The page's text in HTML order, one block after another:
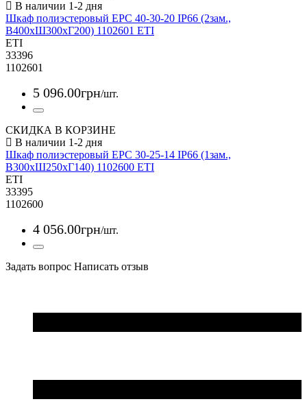
Шкаф полиэстеровый EPC 40-30-20 IP66 (2зам.,
В400xШ300xГ200) 1102601 ETI
ETI
33396
1102601
5 096.00грн/шт.
СКИДКА В КОРЗИНЕ
Шкаф полиэстеровый EPC 30-25-14 IP66 (1зам.,
В300xШ250xГ140) 1102600 ETI
ETI
33395
1102600
4 056.00грн/шт.
Задать вопрос Написать отзыв